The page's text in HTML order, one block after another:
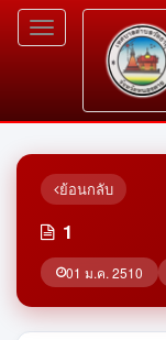
Toggle
navigation
ย้อนกลับ
1
01 ม.ค. 2510